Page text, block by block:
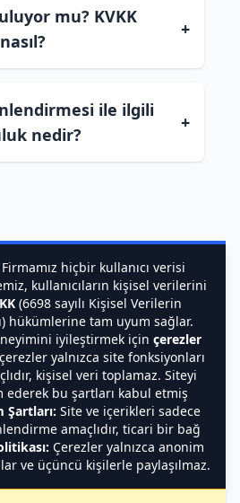
mu? KVKK
+
ile ilgili
nedir?
+
Firmamız hiçbir kullanıcı verisi
kullanıcıların kişisel verilerini
(6698 sayılı Kişisel Verilerin
hükümlerine tam uyum sağlar.
iyileştirmek için çerezler
yalnızca site fonksiyonları
kişisel veri toplamaz. Siteyi
ederek bu şartları kabul etmiş
Şartları: Site ve içerikleri sadece
amaçlıdır, ticari bir bağ
Çerezler yalnızca anonim
ve üçüncü kişilerle paylaşılmaz.